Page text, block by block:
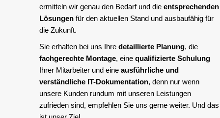
ermitteln wir genau den Bedarf und die entsprechenden
Lösungen für den aktuellen Stand und ausbaufähig für
die Zukunft.
Sie erhalten bei uns Ihre detaillierte Planung, die
fachgerechte Montage, eine qualifizierte Schulung
Ihrer Mitarbeiter und eine ausführliche und
verständliche IT-Dokumentation, denn nur wenn
unsere Kunden rundum mit unseren Leistungen
zufrieden sind, empfehlen Sie uns gerne weiter. Und das